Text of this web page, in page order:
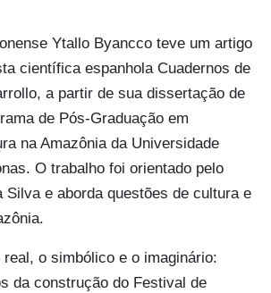
Ytallo Byancco teve um artigo
científica espanhola Cuadernos de
a partir de sua dissertação de
de Pós-Graduação em
na Amazônia da Universidade
O trabalho foi orientado pelo
Silva e aborda questões de cultura e
real, o simbólico e o imaginário:
da construção do Festival de